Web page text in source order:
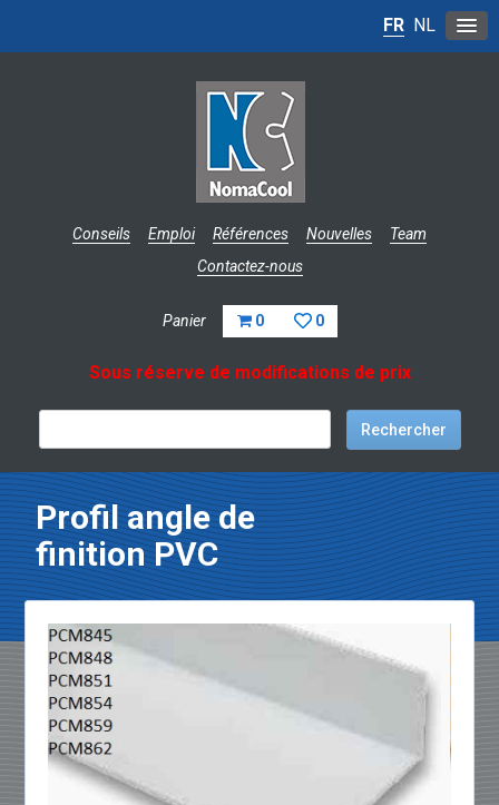
Conseils Emploi Références Nouvelles
Team
Contactez-nous
Panier 0 0
FR NL
Sous réserve de modifications de prix
Profil angle de
finition PVC